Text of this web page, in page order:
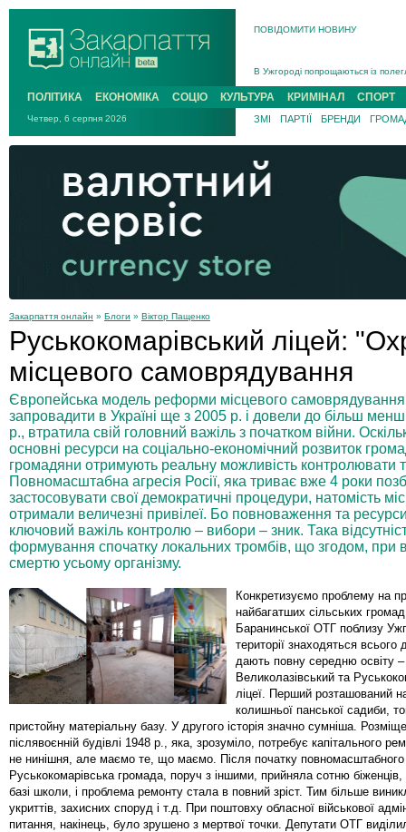
ПОВІДОМИТИ НОВИНУ
Інструктора районного ТЦК на
В Ужгороді 5 серпня
Підтвердили загибель
На війні з рф поліг військовий з
На Хустщині внаслідок ДТП за
Інструктора районного ТЦК на
ПОЛІТИКА ЕКОНОМІКА СОЦІО КУЛЬТУРА КРИМІНАЛ СПОРТ
Четвер, 6 серпня 2026 ЗМІ ПАРТІЇ БРЕНДИ
Закарпаття онлайн » Блоги » Віктор Пащенко
Руськокомарівський ліцей:
місцевого самоврядування
Європейська модель реформи місцевого
запровадити в Україні ще з 2005 р. і довели до більш
р., втратила свій головний важіль з початком війни.
основні ресурси на соціально-економічний розвиток
громадяни отримують реальну можливість контролювати
Повномасштабна агресія Росії, яка триває вже 4 роки
застосовувати свої демократичні процедури, натомість
отримали величезні привілеї. Бо повноваження та
ключовий важіль контролю – вибори – зник. Така
формування спочатку локальних тромбів, що згодом, при
смертю усьому організму.
Конкретизуємо проблему на
найбагатших сільських
Баранинської ОТГ поблизу
території знаходяться всього
дають повну середню освіту –
Великолазівський та
ліцеї. Перший розташований
колишньої панської садиби,
пристойну матеріальну базу. У другого історія значно сумніша.
післявоєнній будівлі 1948 р., яка, зрозуміло, потребує капітального
не нинішня, але маємо те, що маємо. Після початку повномасштабного
Руськокомарівська громада, поруч з іншими, прийняла сотню
базі школи, і проблема ремонту стала в повний зріст. Тим більше
укриттів, захисних споруд і т.д. При поштовху обласної військової
питання, накінець, було зрушено з мертвої точки. Депутати ОТГ